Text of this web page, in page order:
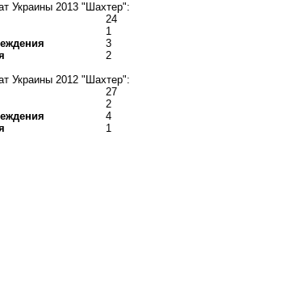
Украины 2013 "Шахтер":
24
1
3
2
Украины 2012 "Шахтер":
27
2
4
1